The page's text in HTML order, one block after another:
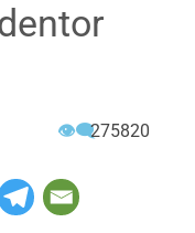
👁‍🗨275820